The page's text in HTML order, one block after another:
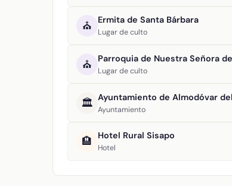
⛪ Ermita de Santa Bárbara
Lugar de culto
⛪ Parroquia de Nuestra Señora
Lugar de culto
🏛️ Ayuntamiento de Almodóvar
Ayuntamiento
🏨 Hotel Rural Sisapo
Hotel